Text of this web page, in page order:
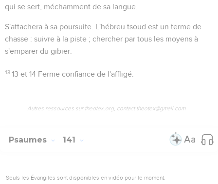
qui se sert, méchamment de sa langue.
S'attachera à sa poursuite . L'hébreu tsoud est un terme de
chasse : suivre à la piste ; chercher par tous les moyens à
s'emparer du gibier.
13 13 et 14 Ferme confiance de l'affligé.
Autres ressources sur theotex.org, contact theotex@gmail.com
Psaumes 141
Seuls les Évangiles sont disponibles en vidéo pour le moment.